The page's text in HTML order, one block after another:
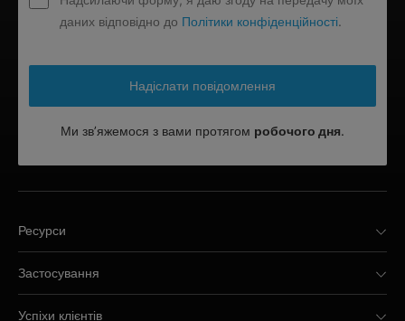
даних відповідно до Політики конфіденційності.
Ми зв’яжемося з вами протягом робочого дня.
Ресурси
Застосування
Успіхи клієнтів